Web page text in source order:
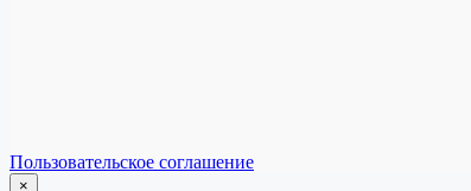
Пользовательское соглашение
×